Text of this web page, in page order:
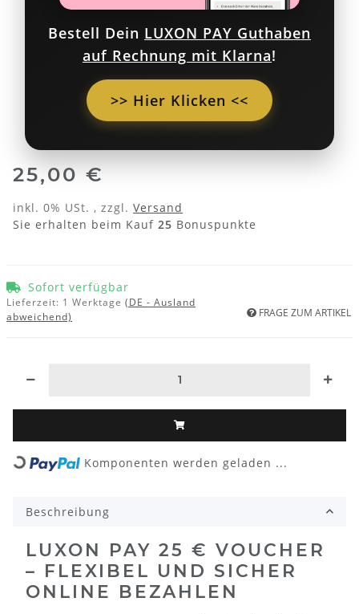
Bestell Dein LUXON PAY Guthaben
auf Rechnung mit Klarna!
>> Hier Klicken <<
25,00 €
inkl. 0% USt. , zzgl. Versand
Sie erhalten beim Kauf 25 Bonuspunkte
Sofort verfügbar
Lieferzeit: 1 Werktage (DE - Ausland
abweichend)
FRAGE ZUM ARTIKEL
Loading... Komponenten werden geladen ...
Beschreibung
LUXON PAY 25 € VOUCHER
– FLEXIBEL UND SICHER
ONLINE BEZAHLEN